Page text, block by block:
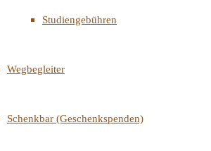
Studiengebühren
Wegbegleiter
Schenkbar (Geschenkspenden)